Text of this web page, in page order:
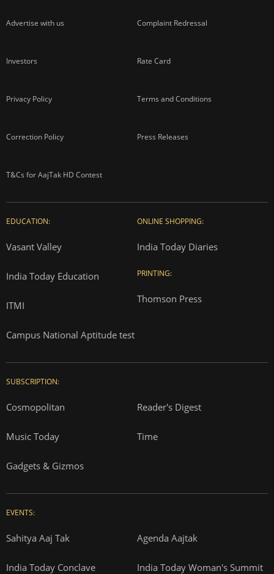
Advertise with us Complaint Redressal
Investors Rate Card
Privacy Policy Terms and Conditions
Correction Policy Press Releases
T&Cs for AajTak HD Contest
EDUCATION:
Vasant Valley
India Today Education
ITMI
Campus National Aptitude test
ONLINE SHOPPING:
India Today Diaries
PRINTING:
Thomson Press
SUBSCRIPTION:
Cosmopolitan Reader's Digest
Music Today Time
Gadgets & Gizmos
EVENTS:
Sahitya Aaj Tak Agenda Aajtak
India Today Conclave India Today Woman's Summit